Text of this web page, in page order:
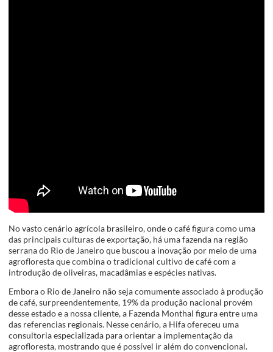
No vasto cenário agrícola brasileiro, onde o café figura como uma
das principais culturas de exportação, há uma fazenda na região
serrana do Rio de Janeiro que buscou a inovação por meio de uma
agrofloresta que combina o tradicional cultivo de café com a
introdução de oliveiras, macadâmias e espécies nativas.
Embora o Rio de Janeiro não seja comumente associado à produção
de café, surpreendentemente, 19% da produção nacional provém
desse estado e a nossa cliente, a Fazenda Monthal figura entre uma
das referencias regionais. Nesse cenário, a Hifa ofereceu uma
consultoria especializada para orientar a implementação da
agrofloresta, mostrando que é possível ir além do convencional.